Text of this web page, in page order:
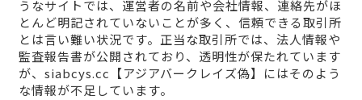
うなサイトでは、運営者の名前や会社情報、連絡先がほ
とんど明記されていないことが多く、信頼できる取引所
とは言い難い状況です。正当な取引所では、法人情報や
監査報告書が公開されており、透明性が保たれています
が、siabcys.cc【アジアバークレイズ偽】にはそのよう
な情報が不足しています。